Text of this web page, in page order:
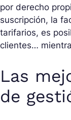
por derecho
suscripción, la
tarifarios, es
clientes…
Las
de